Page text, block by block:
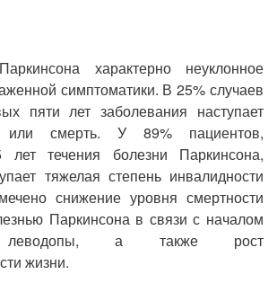
характерно неуклонное
симптоматики. В 25% случаев
пяти лет заболевания наступает
или смерть. У 89% пациентов,
течения болезни Паркинсона,
тяжелая степень инвалидности
снижение уровня смертности
Паркинсона в связи с началом
леводопы, а также рост
жизни.